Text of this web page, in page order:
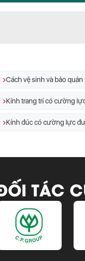
Cách vệ sinh và bảo quản
Kính đúc có cường lực
TÁC